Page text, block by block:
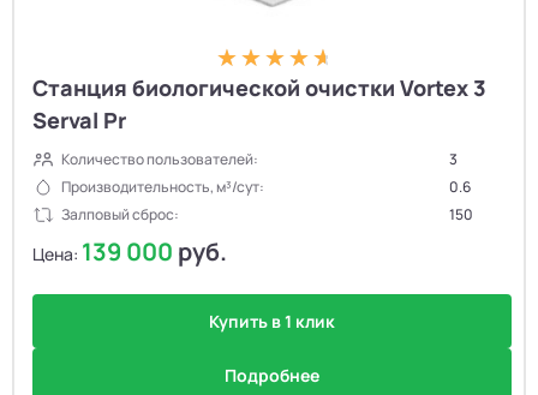
Станция биологической очистки Vortex 3
Serval Pr
Количество пользователей:
3
Производительность, м³/сут:
0.6
Залповый сброс:
150
Цена: 139 000 руб.
Купить в 1 клик
Подробнее